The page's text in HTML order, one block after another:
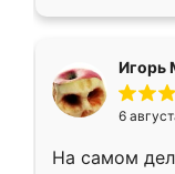
Игорь
6
На самом